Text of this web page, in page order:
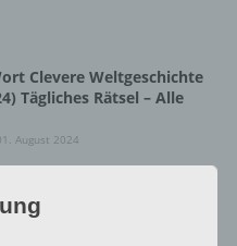
Clevere Weltgeschichte
Tägliches Rätsel – Alle
August 2024
Rätsel – Alle Lösungen